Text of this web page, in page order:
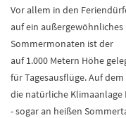
Vor allem in den
auf ein
Sommermonaten ist der
auf 1.000 Metern Höhe
für Tagesausflüge. Auf
die natürliche
- sogar an heißen